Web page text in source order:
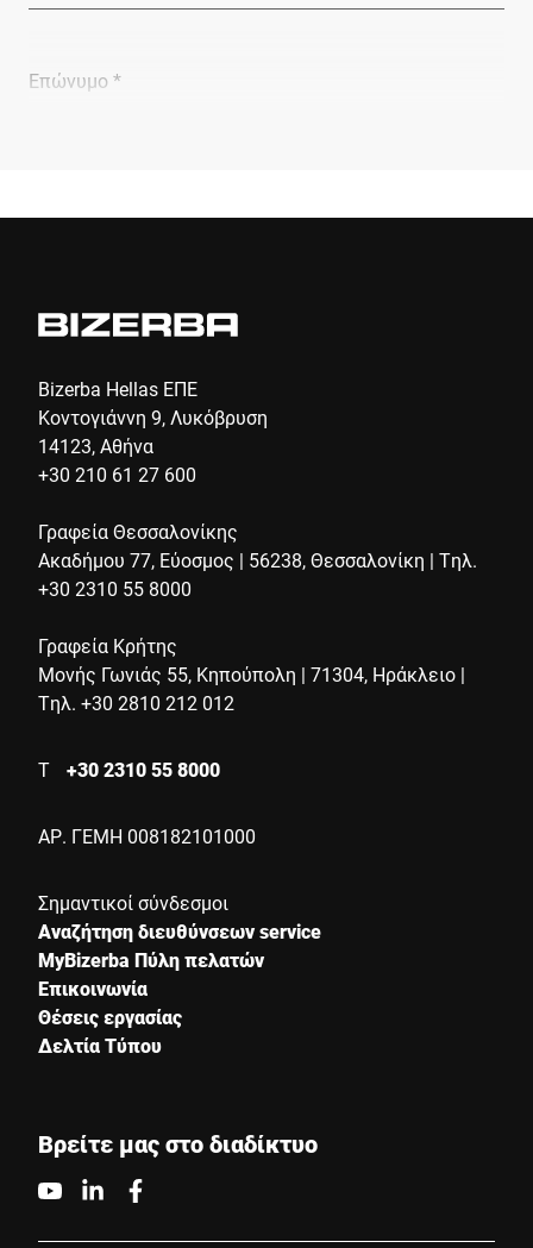
Επώνυμο *
Οδός *
Ταχυδρομικός κώδικας *
Πόλη *
Το μήνυμά σας προς εμάς *
Επιβεβαιώνω ότι συμφωνώ με τη χρήση των δεδομένων μου
Anti-Robot Verification
Bizerba Hellas ΕΠΕ
Κοντογιάννη 9, Λυκόβρυση
14123, Αθήνα
+30 210 61 27 600
Γραφεία Θεσσαλονίκης
Ακαδήμου 77, Εύοσμος | 56238, Θεσσαλονίκη | Τηλ.
+30 2310 55 8000
Γραφεία Κρήτης
Μονής Γωνιάς 55, Κηπούπολη | 71304, Ηράκλειο |
Τηλ. +30 2810 212 012
Τ +30 2310 55 8000
ΑΡ. ΓΕΜΗ 008182101000
Σημαντικοί σύνδεσμοι
Αναζήτηση διευθύνσεων service
MyBizerba Πύλη πελατών
Επικοινωνία
Θέσεις εργασίας
Δελτία Τύπου
Βρείτε μας στο διαδίκτυο